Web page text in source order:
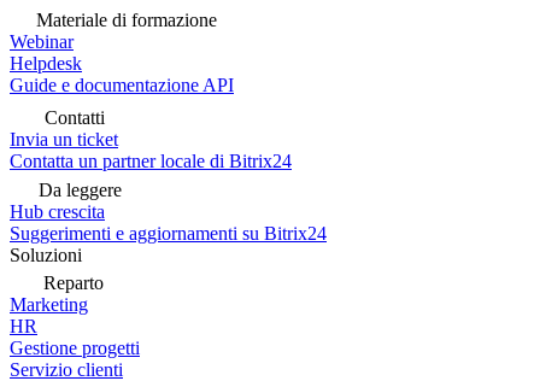
Materiale di formazione
Webinar
Helpdesk
Guide e documentazione API
Contatti
Invia un ticket
Contatta un partner locale di Bitrix24
Da leggere
Hub crescita
Suggerimenti e aggiornamenti su Bitrix24
Soluzioni
Reparto
Marketing
HR
Gestione progetti
Servizio clienti